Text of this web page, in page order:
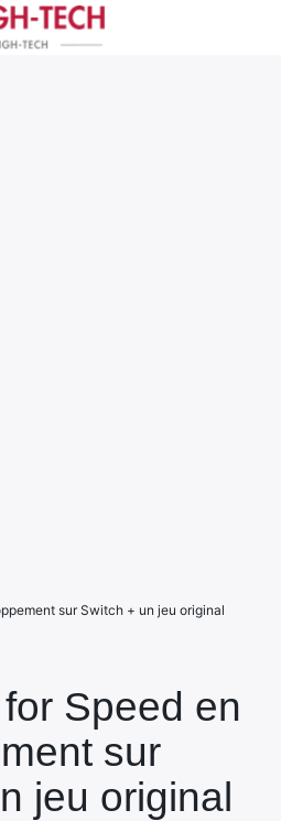
Speed en
sur
jeu original
sur Switch + un jeu original